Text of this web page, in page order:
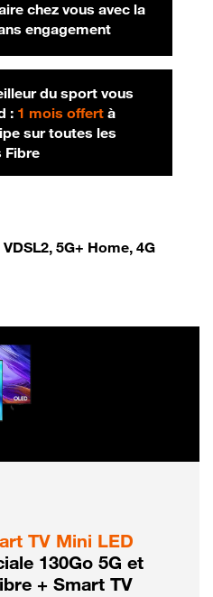
chez vous avec la
engagement
du sport vous
: 1 mois offertà
sur toutes les
Fibre
5G+ Home, 4G
TV Mini LED
130Go 5G et
+ Smart TV